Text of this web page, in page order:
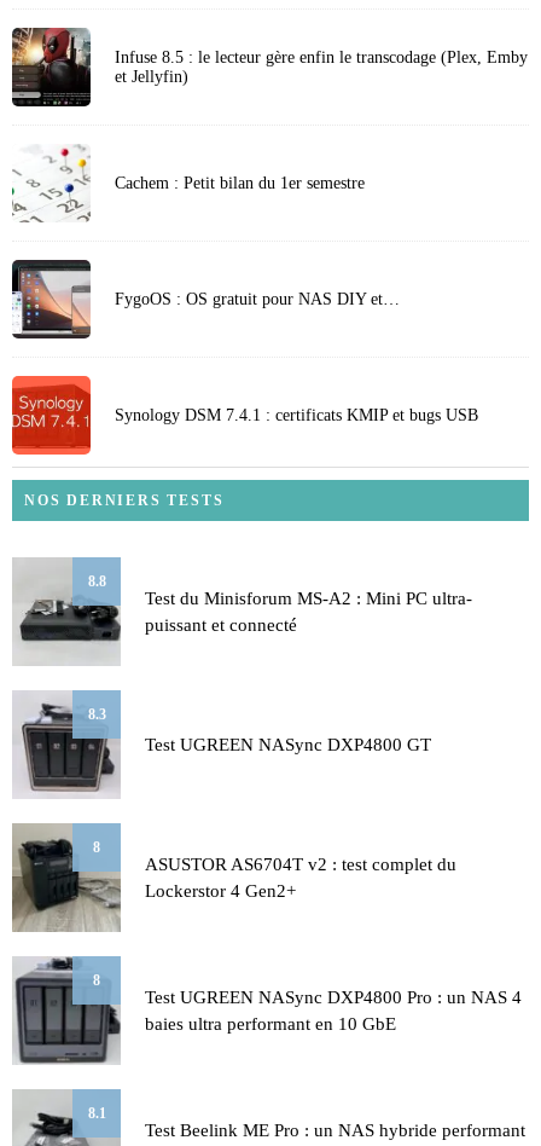
Infuse 8.5 : le lecteur gère enfin le transcodage (Plex, Emby
et Jellyfin)
Cachem : Petit bilan du 1er semestre
FygoOS : OS gratuit pour NAS DIY et…
Synology DSM 7.4.1 : certificats KMIP et bugs USB
NOS DERNIERS TESTS
8.8
Test du Minisforum MS-A2 : Mini PC ultra-
puissant et connecté
8.3
Test UGREEN NASync DXP4800 GT
8
ASUSTOR AS6704T v2 : test complet du
Lockerstor 4 Gen2+
8
Test UGREEN NASync DXP4800 Pro : un NAS 4
baies ultra performant en 10 GbE
8.1
Test Beelink ME Pro : un NAS hybride performant